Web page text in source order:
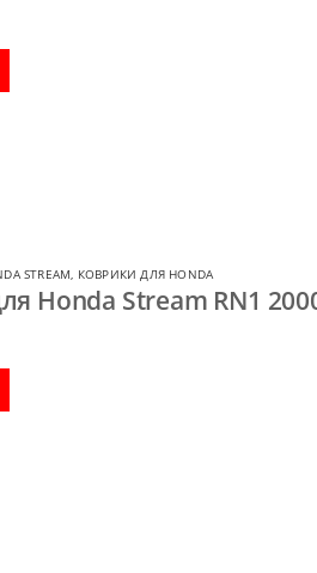
STREAM, КОВРИКИ ДЛЯ HONDA
Honda Stream RN1